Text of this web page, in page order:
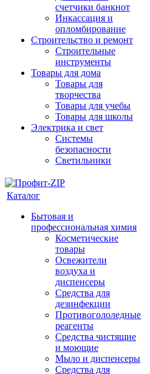
счетчики банкнот
Инкассация и
опломбирование
Строительство и ремонт
Строительные
инструменты
Товары для дома
Товары для
творчества
Товары для учебы
Товары для школы
Электрика и свет
Системы
безопасности
Светильники
Каталог
Бытовая и
профессиональная химия
Косметические
товары
Освежители
воздуха и
диспенсеры
Средства для
дезинфекции
Противогололедные
реагенты
Средства чистящие
и моющие
Мыло и диспенсеры
Средства для